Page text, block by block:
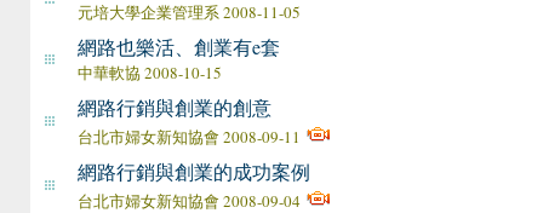
元培大學企業管理系 2008-11-05
網路也樂活、創業有e套
中華軟協 2008-10-15
網路行銷與創業的創意
台北市婦女新知協會 2008-09-11
網路行銷與創業的成功案例
台北市婦女新知協會 2008-09-04